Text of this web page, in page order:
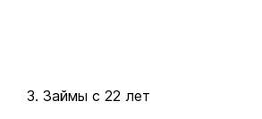
Займы с 22 лет